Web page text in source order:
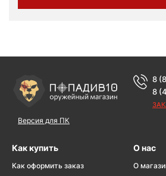
Версия для ПК
8
8
Как купить
Как оформить заказ
О нас
О